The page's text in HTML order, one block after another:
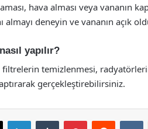
hava alması veya vananın
almayı deneyin ve vananın açık
yapılır?
filtrelerin temizlenmesi,
gerçekleştirebilirsiniz.
X LinkedInTumblr PinterestReddit